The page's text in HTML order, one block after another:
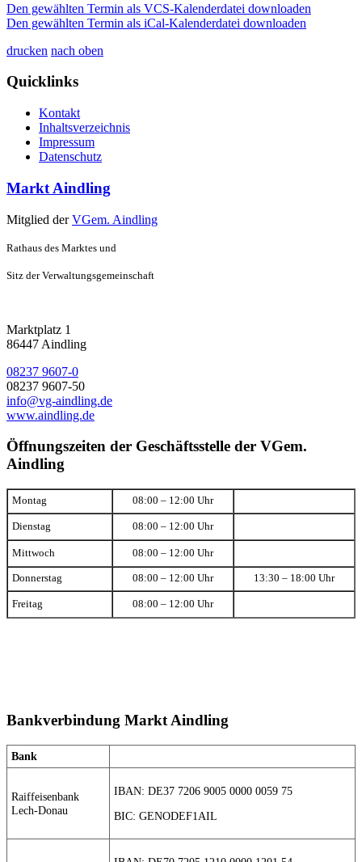
Den gewählten Termin als VCS-Kalenderdatei downloaden
Den gewählten Termin als iCal-Kalenderdatei downloaden
drucken nach oben
Quicklinks
Kontakt
Inhaltsverzeichnis
Impressum
Datenschutz
Markt Aindling
Mitglied derVGem. Aindling
Rathaus des Marktes und
Sitz der Verwaltungsgemeinschaft
Marktplatz 1
86447 Aindling
08237 9607-0
08237 9607-50
info@vg-aindling.de
www.aindling.de
Öffnungszeiten der Geschäftsstelle der VGem.
Aindling
Montag 08:00 – 12:00 Uhr
Dienstag 08:00 – 12:00 Uhr
Mittwoch 08:00 – 12:00 Uhr
Donnerstag 08:00 – 12:00 Uhr 13:30 – 18:00 Uhr
Freitag 08:00 – 12:00 Uhr
Bankverbindung Markt Aindling
Bank
Raiffeisenbank
Lech-Donau
IBAN: DE37 7206 9005 0000 0059 75
BIC: GENODEF1AIL